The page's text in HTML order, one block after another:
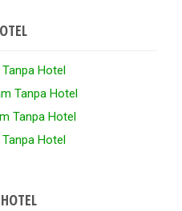
Hotel
Tanpa Hotel
Tanpa Hotel
Hotel